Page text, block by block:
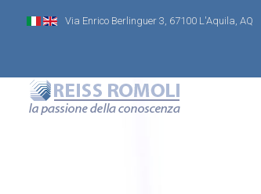
Via Enrico Berlinguer 3, 67100 L'Aquila, AQ